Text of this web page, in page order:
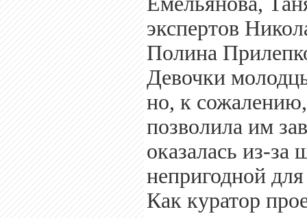
экспертов
Полина
Девочки
но, к
позволила им
оказалась из-за
непригодной
Как куратор